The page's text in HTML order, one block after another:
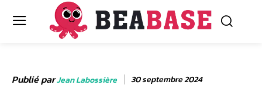
Publié parJean Labossière 30 septembre 2024